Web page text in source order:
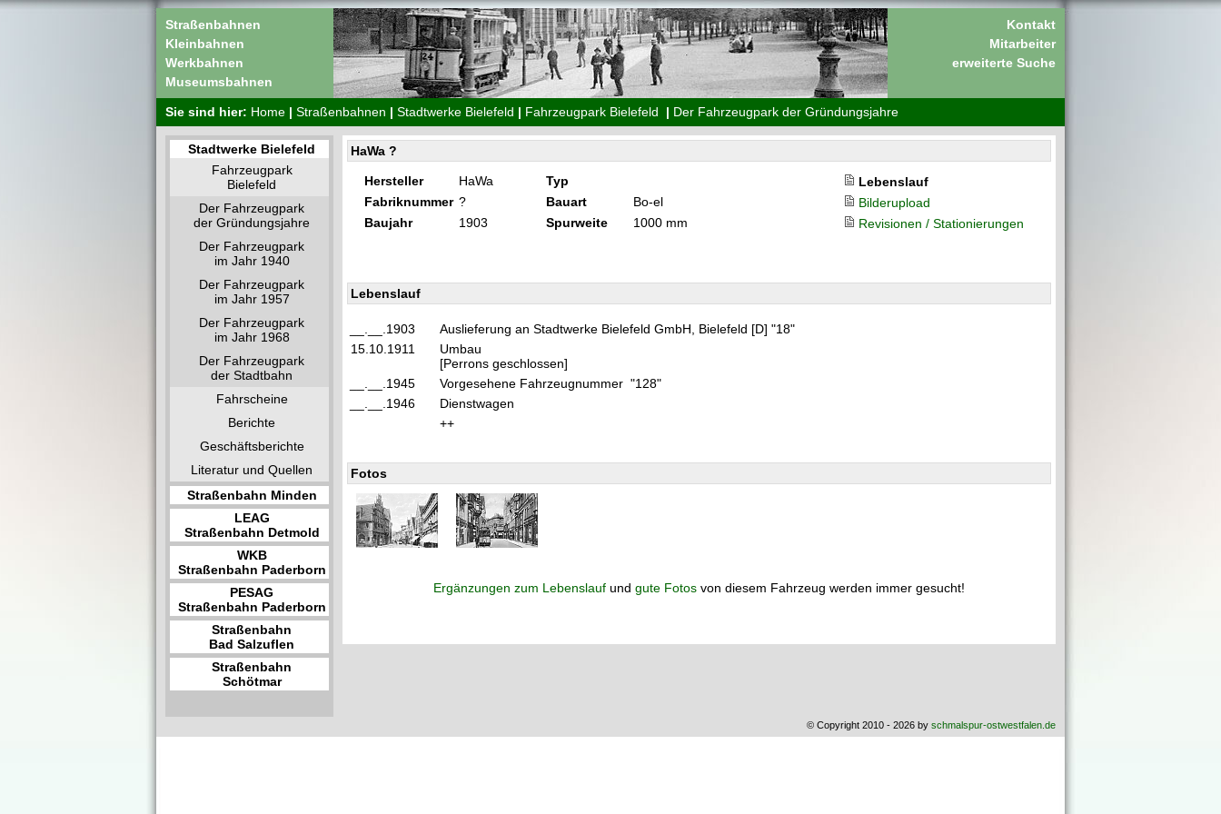
Straßenbahnen
Kleinbahnen
Werkbahnen
Museumsbahnen
Kontakt
Mitarbeiter
erweiterte Suche
Sie sind hier: Home | Straßenbahnen | Stadtwerke Bielefeld | Fahrzeugpark Bielefeld | Der Fahrzeugpark der Gründungsjahre
Stadtwerke Bielefeld
Fahrzeugpark
Bielefeld
Der Fahrzeugpark
der Gründungsjahre
Der Fahrzeugpark
im Jahr 1940
Der Fahrzeugpark
im Jahr 1957
Der Fahrzeugpark
im Jahr 1968
Der Fahrzeugpark
der Stadtbahn
Fahrscheine
Berichte
Geschäftsberichte
Literatur und Quellen
Straßenbahn Minden
LEAG
Straßenbahn Detmold
WKB
Straßenbahn Paderborn
PESAG
Straßenbahn Paderborn
Straßenbahn
Bad Salzuflen
Straßenbahn
Schötmar
HaWa ?
Hersteller HaWa Typ
Lebenslauf
Fabriknummer ? Bauart Bo-el
Bilderupload
Baujahr
1903 Spurweite 1000 mm Revisionen / Stationierungen
Lebenslauf
__.__.1903
Auslieferung an Stadtwerke Bielefeld GmbH, Bielefeld [D] "18"
15.10.1911
Umbau
[Perrons geschlossen]
__.__.1945
Vorgesehene Fahrzeugnummer "128"
__.__.1946
Dienstwagen
++
Fotos
Ergänzungen zum Lebenslauf und gute Fotos von diesem Fahrzeug werden immer gesucht!
© Copyright 2010 - 2026 by schmalspur-ostwestfalen.de